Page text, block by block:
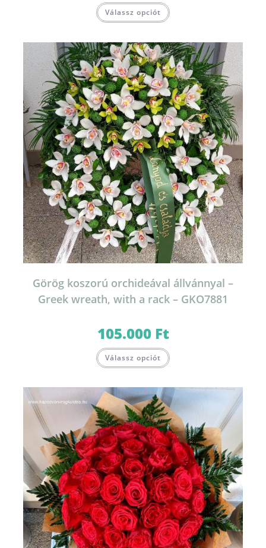
Válassz opciót
Görög koszorú orchideával állvánnyal –
Greek wreath, with a rack – GKO7881
105.000 Ft
Válassz opciót